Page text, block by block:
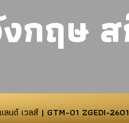
กฤษ
นด์ เวลส์| GTM-01 ZGEDI-